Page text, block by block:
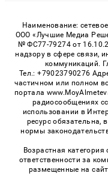
Наименование:
ООО «Лучшие Медиа
№ ФС77-79274 от
надзору в сфере связи,
коммуникаций.
Тел.: +79023790276
частичном или полном
портала
радиосообщениях
использовании в
ресурс обязательна,
нормы
Возрастная
ответственности за
размещенные на